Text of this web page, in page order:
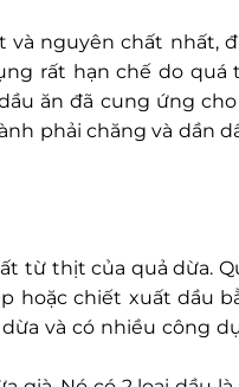
và nguyên chất nhất,
rất hạn chế do
ăn đã cung ứng
phải chăng và dần
từ thịt của quả dừa.
hoặc chiết xuất dầu
và có nhiều công